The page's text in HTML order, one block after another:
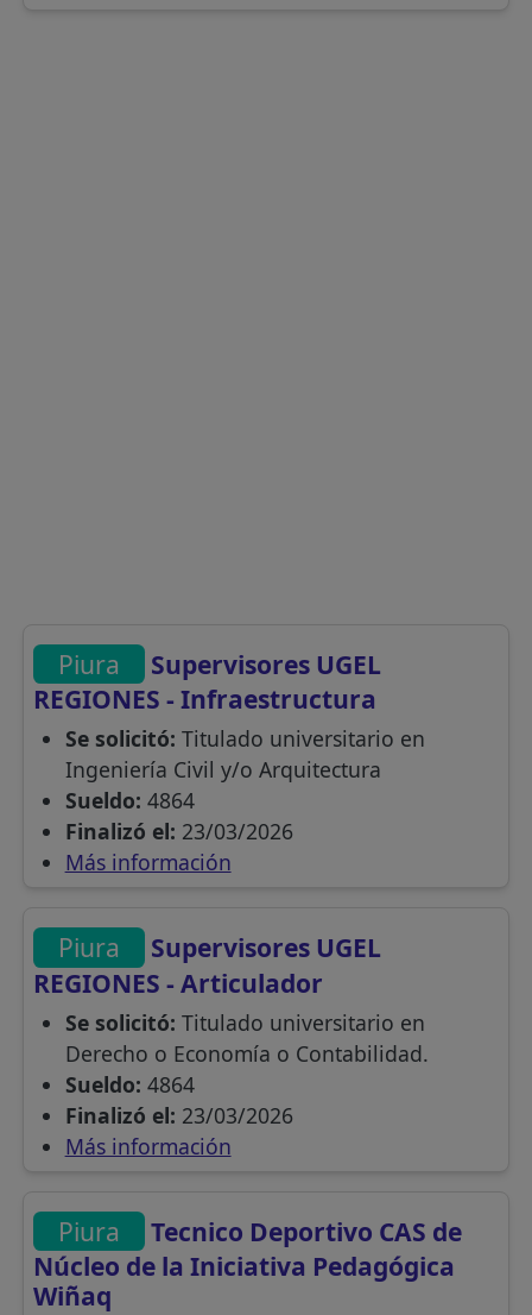
Piura
Supervisores UGEL
REGIONES - Infraestructura
Se solicitó: Titulado universitario en
Ingeniería Civil y/o Arquitectura
Sueldo: 4864
Finalizó el: 23/03/2026
Más información
Piura
Supervisores UGEL
REGIONES - Articulador
Se solicitó: Titulado universitario en
Derecho o Economía o Contabilidad.
Sueldo: 4864
Finalizó el: 23/03/2026
Más información
Piura
Tecnico Deportivo CAS de
Núcleo de la Iniciativa Pedagógica
Wiñaq